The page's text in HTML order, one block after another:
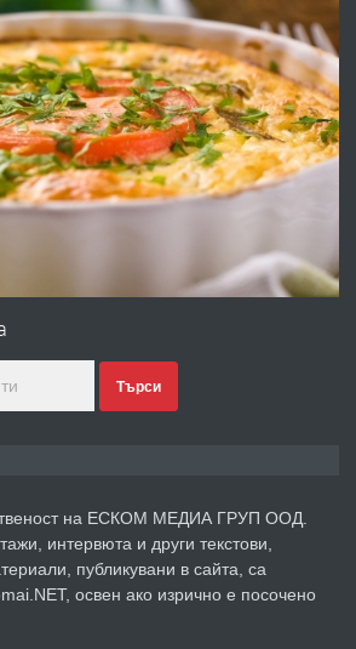
преди 1 година
Работа за общи работници
Първи поход "По стъпките на Ангел
преди 1 година
Уроци по Математика
Търси
на ЕСКОМ МЕДИА ГРУП ООД.
интервюта и други текстови,
публикувани в сайта, са
освен ако изрично е посочено